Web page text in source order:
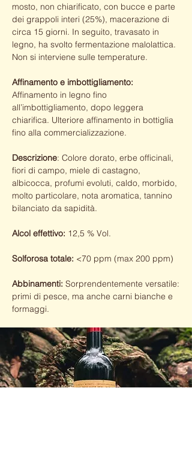
mosto, non chiarificato, con bucce e parte
dei grappoli interi (25%), macerazione di
circa 15 giorni. In seguito, travasato in
legno, ha svolto fermentazione malolattica.
Non si interviene sulle temperature.
Affinamento e imbottigliamento:
Affinamento in legno fino
all’imbottigliamento, dopo leggera
chiarifica. Ulteriore affinamento in bottiglia
fino alla commercializzazione.
Descrizione: Colore dorato, erbe officinali,
fiori di campo, miele di castagno,
albicocca, profumi evoluti, caldo, morbido,
molto particolare, nota aromatica, tannino
bilanciato da sapidità.
Alcol effettivo: 12,5 % Vol.
Solforosa totale: <70 ppm (max 200 ppm)
Abbinamenti: Sorprendentemente versatile:
primi di pesce, ma anche carni bianche e
formaggi.